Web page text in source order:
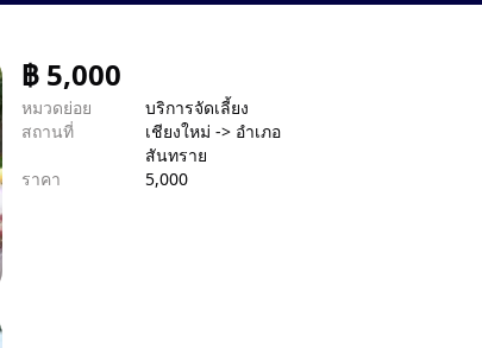
฿ 5,000
หมวดย่อย
บริการจัดเลี้ยง
สถานที่
เชียงใหม่ -> อำเภอ
สันทราย
ราคา
5,000